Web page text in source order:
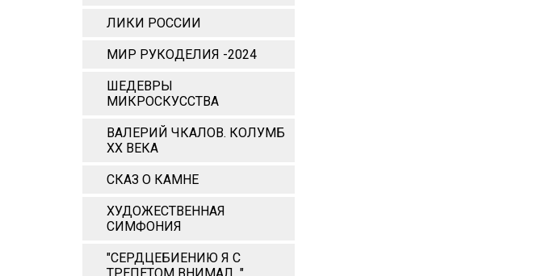
ЛИКИ РОССИИ
МИР РУКОДЕЛИЯ -2024
ШЕДЕВРЫ
МИКРОСКУССТВА
ВАЛЕРИЙ ЧКАЛОВ. КОЛУМБ
ХХ ВЕКА
СКАЗ О КАМНЕ
ХУДОЖЕСТВЕННАЯ
СИМФОНИЯ
"СЕРДЦЕБИЕНИЮ Я С